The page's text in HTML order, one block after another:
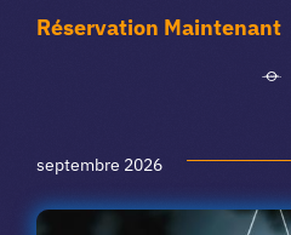
Réservation Maintenant
septembre 2026